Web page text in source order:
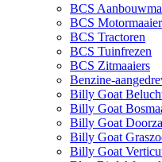
BCS
BCS
BCS Tractoren
BCS Tuinfrezen
BCS Zitmaaiers
Benzine-
Billy Goat
Billy Goat
Billy Goat
Billy Goat
Billy Goat